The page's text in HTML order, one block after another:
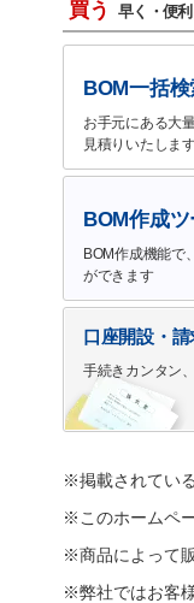
買う 早く・便
BOM一括
お手元にある大
見積りいたしま
BOM作成
BOM作成機能で
ができます
口座開設・
手続きカンタン
※掲載されてい
※このホームペ
※商品によって
※弊社ではお客